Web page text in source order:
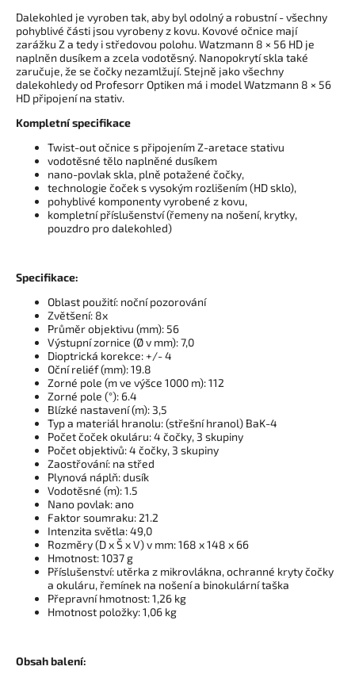
Dalekohled je vyroben tak, aby byl odolný a robustní - všechny
pohyblivé části jsou vyrobeny z kovu. Kovové očnice mají
zarážku Z a tedy i středovou polohu. Watzmann 8 × 56 HD je
naplněn dusíkem a zcela vodotěsný. Nanopokrytí skla také
zaručuje, že se čočky nezamlžují. Stejně jako všechny
dalekohledy od Profesorr Optiken má i model Watzmann 8 × 56
HD připojení na stativ.
Kompletní specifikace
Twist-out očnice s připojením Z-aretace stativu
vodotěsné tělo naplněné dusíkem
nano-povlak skla, plně potažené čočky,
technologie čoček s vysokým rozlišením (HD sklo),
pohyblivé komponenty vyrobené z kovu,
kompletní příslušenství (řemeny na nošení, krytky,
pouzdro pro dalekohled)
Specifikace:
Oblast použití: noční pozorování
Zvětšení: 8x
Průměr objektivu (mm): 56
Výstupní zornice (Ø v mm): 7,0
Dioptrická korekce: +/- 4
Oční reliéf (mm): 19.8
Zorné pole (m ve výšce 1000 m): 112
Zorné pole (°): 6.4
Blízké nastavení (m): 3,5
Typ a materiál hranolu: (střešní hranol) BaK-4
Počet čoček okuláru: 4 čočky, 3 skupiny
Počet objektivů: 4 čočky, 3 skupiny
Zaostřování: na střed
Plynová náplň: dusík
Vodotěsné (m): 1.5
Nano povlak: ano
Faktor soumraku: 21.2
Intenzita světla: 49,0
Rozměry (D x Š x V) v mm: 168 x 148 x 66
Hmotnost: 1037 g
Příslušenství: utěrka z mikrovlákna, ochranné kryty čočky
a okuláru, řemínek na nošení a binokulární taška
Přepravní hmotnost: 1,26 kg
Hmotnost položky: 1,06 kg
Obsah balení: